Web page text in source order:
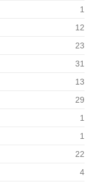
1
12
23
31
13
29
1
1
22
4